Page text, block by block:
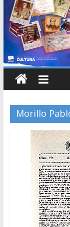
Caracas 09 de
Catálogo
Morillo